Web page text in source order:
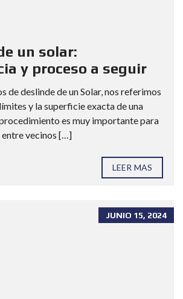
un solar:
y proceso a seguir
de deslinde de un Solar, nos referimos
y la superficie exacta de una
es muy importante para
vecinos […]
LEER MAS
JUNIO 15, 2024